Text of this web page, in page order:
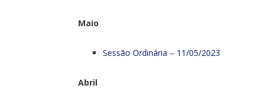
Maio
Sessão Ordinária – 11/05/2023
Abril